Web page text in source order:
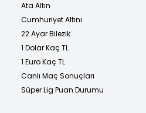
Ata Altın
Cumhuriyet Altını
22 Ayar Bilezik
1 Dolar Kaç TL
1 Euro Kaç TL
Canlı Maç Sonuçları
Süper Lig Puan Durumu